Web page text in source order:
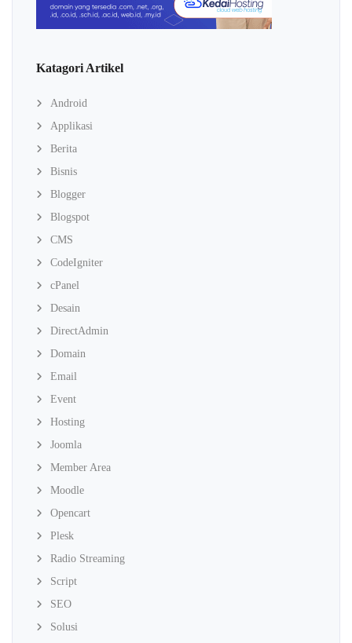
Katagori Artikel
Android
Applikasi
Berita
Bisnis
Blogger
Blogspot
CMS
CodeIgniter
cPanel
Desain
DirectAdmin
Domain
Email
Event
Hosting
Joomla
Member Area
Moodle
Opencart
Plesk
Radio Streaming
Script
SEO
Solusi